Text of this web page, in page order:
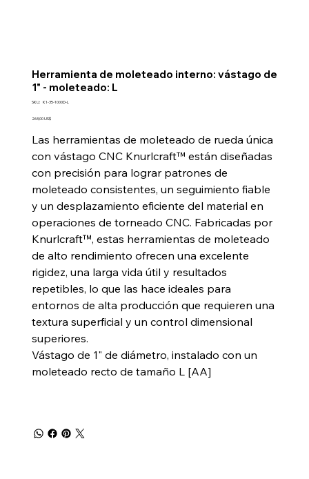
Herramienta de moleteado interno: vástago de
1" - moleteado: L
SKU: SKU
35-
K1-35-1000D-L
Precio
263,00 US$
Las herramientas de moleteado de rueda única
con vástago CNC Knurlcraft™ están diseñadas
con precisión para lograr patrones de
moleteado consistentes, un seguimiento fiable
y un desplazamiento eficiente del material en
operaciones de torneado CNC. Fabricadas por
Knurlcraft™, estas herramientas de moleteado
de alto rendimiento ofrecen una excelente
rigidez, una larga vida útil y resultados
repetibles, lo que las hace ideales para
entornos de alta producción que requieren una
textura superficial y un control dimensional
superiores.
Vástago de 1" de diámetro, instalado con un
moleteado recto de tamaño L [AA]